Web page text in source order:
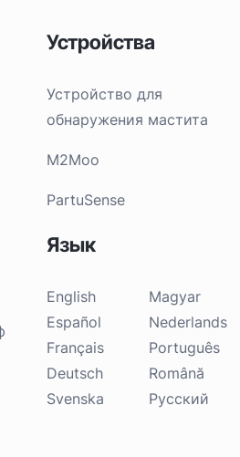
Устройства
Устройство для
обнаружения мастита
M2Moo
PartuSense
Язык
English
Español
Français
Deutsch
Svenska
Magyar
Nederlands
Português
Română
Русский